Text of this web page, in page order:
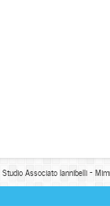
Studio Associato Iannibelli -